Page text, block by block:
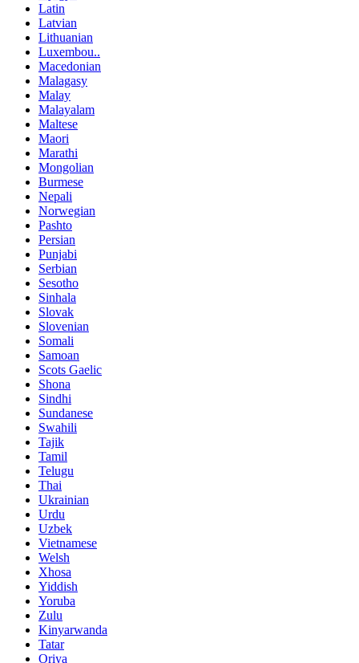
Latin
Latvian
Lithuanian
Luxembou..
Macedonian
Malagasy
Malay
Malayalam
Maltese
Maori
Marathi
Mongolian
Burmese
Nepali
Norwegian
Pashto
Persian
Punjabi
Serbian
Sesotho
Sinhala
Slovak
Slovenian
Somali
Samoan
Scots Gaelic
Shona
Sindhi
Sundanese
Swahili
Tajik
Tamil
Telugu
Thai
Ukrainian
Urdu
Uzbek
Vietnamese
Welsh
Xhosa
Yiddish
Yoruba
Zulu
Kinyarwanda
Tatar
Oriya